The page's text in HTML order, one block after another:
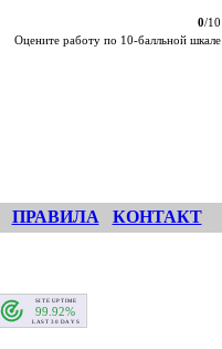
0/10
Оцените работу по 10-балльной шкале
ПРАВИЛА КОНТАКТ